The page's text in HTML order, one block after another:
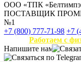
ООО «ТПК
ПОСТАВЩИК
№1
+7 (800) 777-71-98 +7
Работаем с
Напишите нам